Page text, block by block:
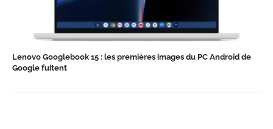
Lenovo Googlebook 15 : les premières images du PC Android de
Google fuitent